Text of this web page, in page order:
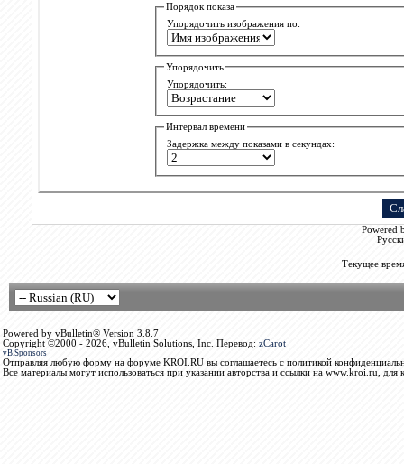
Порядок показа
Упорядочить изображения по:
Упорядочить
Упорядочить:
Интервал времени
Задержка между показами в секундах:
Powered
Текущее
Powered by vBulletin® Version 3.8.7
Copyright ©2000 - 2026, vBulletin Solutions, Inc. Перевод: zCarot
vB.Sponsors
Отправляя любую форму на форуме KROI.RU вы соглашаетесь с политикой
Все материалы могут использоваться при указании авторства и ссылки на www.kroi.ru, для